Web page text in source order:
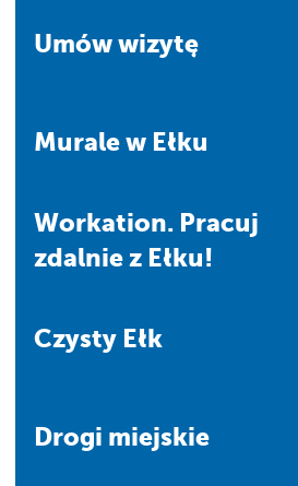
Umów wizytę
Murale w Ełku
Workation. Pracuj
zdalnie z Ełku!
Czysty Ełk
Drogi miejskie